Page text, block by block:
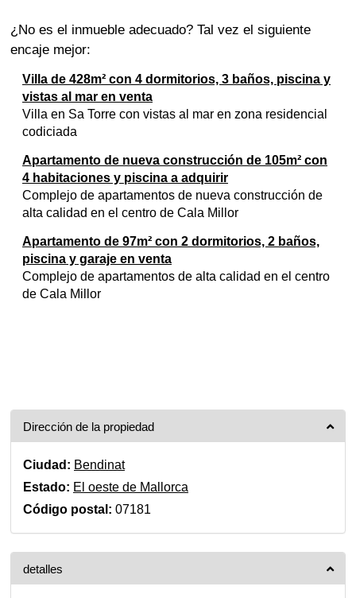
¿No es el inmueble adecuado? Tal vez el siguiente
encaje mejor:
Villa de 428m² con 4 dormitorios, 3 baños, piscina y
vistas al mar en venta
Villa en Sa Torre con vistas al mar en zona residencial
codiciada
Apartamento de nueva construcción de 105m² con
4 habitaciones y piscina a adquirir
Complejo de apartamentos de nueva construcción de
alta calidad en el centro de Cala Millor
Apartamento de 97m² con 2 dormitorios, 2 baños,
piscina y garaje en venta
Complejo de apartamentos de alta calidad en el centro
de Cala Millor
Dirección de la propiedad
Ciudad: Bendinat
Estado: El oeste de Mallorca
Código postal: 07181
detalles